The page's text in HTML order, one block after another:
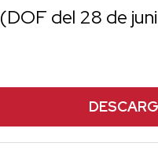
(DOF del 28 de